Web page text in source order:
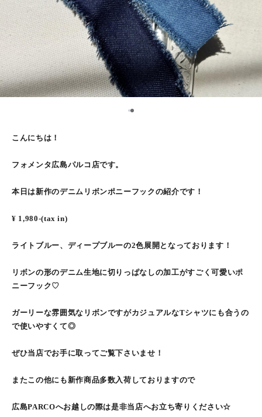
1
こんにちは！
フォメンタ広島パルコ店です。
本日は新作のデニムリボンポニーフックの紹介です！
¥ 1,980-(tax in)
ライトブルー、ディープブルーの2色展開となっております！
リボンの形のデニム生地に切りっぱなしの加工がすごく可愛いポ
ニーフック♡
ガーリーな雰囲気なリボンですがカジュアルなTシャツにも合うの
で使いやすくて◎
ぜひ当店でお手に取ってご覧下さいませ！
またこの他にも新作商品多数入荷しておりますので
広島PARCOへお越しの際は是非当店へお立ち寄りください☆